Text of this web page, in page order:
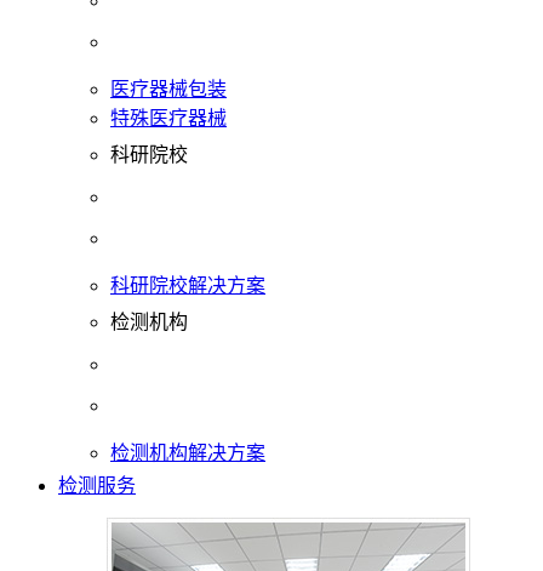
医疗器械包装
特殊医疗器械
科研院校
科研院校解决方案
检测机构
检测机构解决方案
检测服务